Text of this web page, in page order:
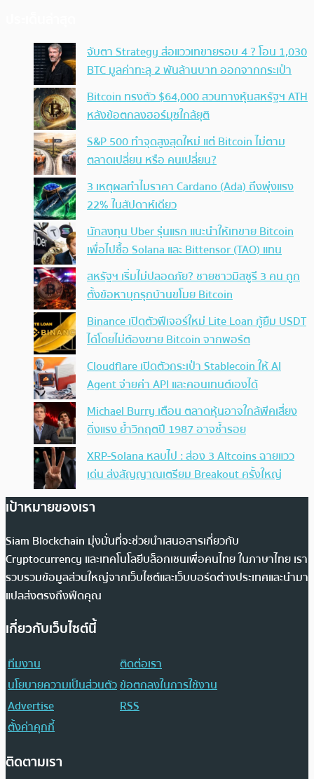
จับตา Strategy ส่อแววเทขายรอบ 4 ? โอน 1,030
BTC มูลค่าทะลุ 2 พันล้านบาท ออกจากกระเป๋า
Bitcoin ทรงตัว $64,000 สวนทางหุ้นสหรัฐฯ ATH
หลังข้อตกลงฮอร์มุซใกล้ยุติ
S&P 500 ทำจุดสูงสุดใหม่ แต่ Bitcoin ไม่ตาม
ตลาดเปลี่ยน หรือ คนเปลี่ยน?
3 เหตุผลทำไมราคา Cardano (Ada) ถึงพุ่งแรง
22% ในสัปดาห์เดียว
นักลงทุน Uber รุ่นแรก แนะนำให้เทขาย Bitcoin
เพื่อไปซื้อ Solana และ Bittensor (TAO) แทน
สหรัฐฯ เริ่มไม่ปลอดภัย? ชายชาวมิสซูรี 3 คน ถูก
ตั้งข้อหาบุกรุกบ้านขโมย Bitcoin
Binance เปิดตัวฟีเจอร์ใหม่ Lite Loan กู้ยืม USDT
ได้โดยไม่ต้องขาย Bitcoin จากพอร์ต
Cloudflare เปิดตัวกระเป๋า Stablecoin ให้ AI
Agent จ่ายค่า API และคอนเทนต์เองได้
Michael Burry เตือน ตลาดหุ้นอาจใกล้พีคเสี่ยง
ดิ่งแรง ย้ำวิกฤตปี 1987 อาจซ้ำรอย
XRP-Solana หลบไป : ส่อง 3 Altcoins ฉายแวว
เด่น ส่งสัญญาณเตรียม Breakout ครั้งใหญ่
เป้าหมายของเรา
Siam Blockchain มุ่งมั่นที่จะช่วยนำเสนอสารเกี่ยวกับ
Cryptocurrency และเทคโนโลยีบล็อกเชนเพื่อคนไทย ในภาษาไทย เรา
รวบรวมข้อมูลส่วนใหญ่จากเว็บไซต์และเว็บบอร์ดต่างประเทศและนำมา
แปลส่งตรงถึงฟีดคุณ
เกี่ยวกับเว็บไซต์นี้
ทีมงาน
ติดต่อเรา
นโยบายความเป็นส่วนตัวข้อตกลงในการใช้งาน
Advertise
RSS
ตั้งค่าคุกกี้
ติดตามเรา